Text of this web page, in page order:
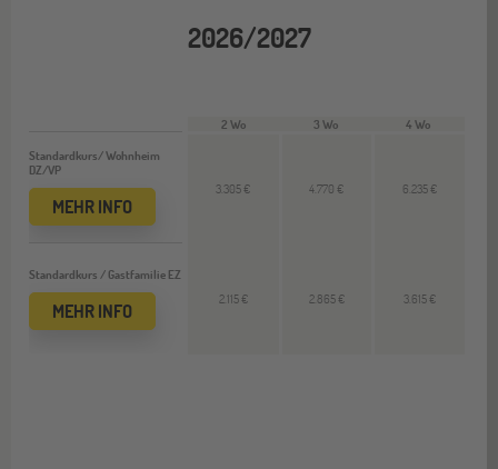
2026/2027
Standardkurs/ Wohnheim
DZ/VP
MEHR INFO
Standardkurs / Gastfamilie EZ
MEHR INFO
2 Wo 3 Wo 4 Wo
3.305 € 4.770 € 6.235 €
2.115 € 2.865 € 3.615 €